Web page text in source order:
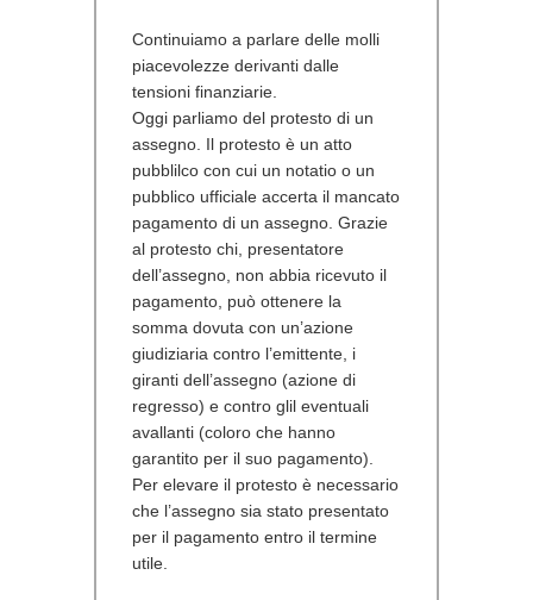
Continuiamo a parlare delle molli
piacevolezze derivanti dalle
tensioni finanziarie.
Oggi parliamo del protesto di un
assegno. Il protesto è un atto
pubblilco con cui un notatio o un
pubblico ufficiale accerta il mancato
pagamento di un assegno. Grazie
al protesto chi, presentatore
dell’assegno, non abbia ricevuto il
pagamento, può ottenere la
somma dovuta con un’azione
giudiziaria contro l’emittente, i
giranti dell’assegno (azione di
regresso) e contro glil eventuali
avallanti (coloro che hanno
garantito per il suo pagamento).
Per elevare il protesto è necessario
che l’assegno sia stato presentato
per il pagamento entro il termine
utile.